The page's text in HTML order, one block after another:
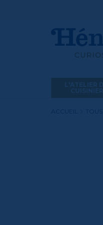
L'ATELIER
CUISINIER
ACCUEIL